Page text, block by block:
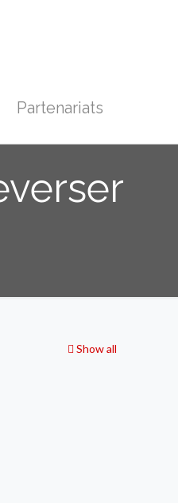
Partenariats
Show all